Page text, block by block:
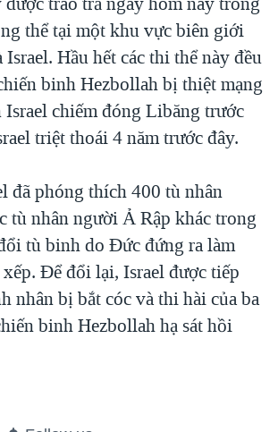
TRANH TẠI DẢI GAZA
& CON ĐƯỜNG
GIỚI
- NGƯỜI HẠ 'BÊN THẮNG CUỘC'
– XƯA VÀ NAY
HÒA Ở VIỆT NAM
TRUMP-KIM TẠI VIỆT NAM
VS. CHÍNH PHỦ VIỆT NAM
VÀ LÀN SÓNG TRỘM HẢI SÂM
thể tại một khu vực biên giới
Hầu hết các thi thể này đều
binh Hezbollah bị thiệt mạng
chiếm đóng Libăng trước
triệt thoái 4 năm trước đây.
đã phóng thích 400 tù nhân
tù nhân người Ả Rập khác trong
tù binh do Đức đứng ra làm
Để đổi lại, Israel được tiếp
nhân bị bắt cóc và thi hài của ba
binh Hezbollah hạ sát hồi